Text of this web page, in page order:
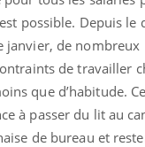
possible. Depuis le
janvier, de nombreux
de travailler
que d’habitude.
à passer du lit au
de bureau et
poser des
d'un proche c'est
...